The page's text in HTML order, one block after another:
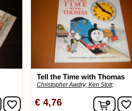
In winkelwagen
favorite_border
Tell the Time with Thomas
Christopher Awdry; Ken Stott;
€ 4,76 Infavorite_border